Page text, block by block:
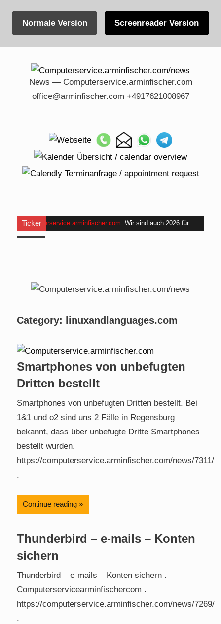
Normale Version Screenreader Version
content
News — Computerservice.arminfischer.com
office@arminfischer.com +4917621008967
Ticker
Computerservice.arminfischer.com. Wir sind auch 2026 für
Euch da . AmMo, 24.08.2026 bis Fr, 28.08.2026halte ich
bis 15:00 Uhr nicht erreichbar. Am Mi. 26.08.2026 sind wir
Category: linuxandlanguages.com
Smartphones von unbefugten
Dritten bestellt
Smartphones von unbefugten Dritten bestellt. Bei
1&1 und o2 sind uns 2 Fälle in Regensburg
bekannt, dass über unbefugte Dritte Smartphones
bestellt wurden.
https://computerservice.arminfischer.com/news/7311/
.
Continue reading
Thunderbird – e-mails – Konten
sichern
Thunderbird – e-mails – Konten sichern .
Computerservicearminfischercom .
https://computerservice.arminfischer.com/news/7269/
.